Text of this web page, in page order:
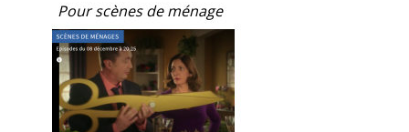
Pour scènes de ménage